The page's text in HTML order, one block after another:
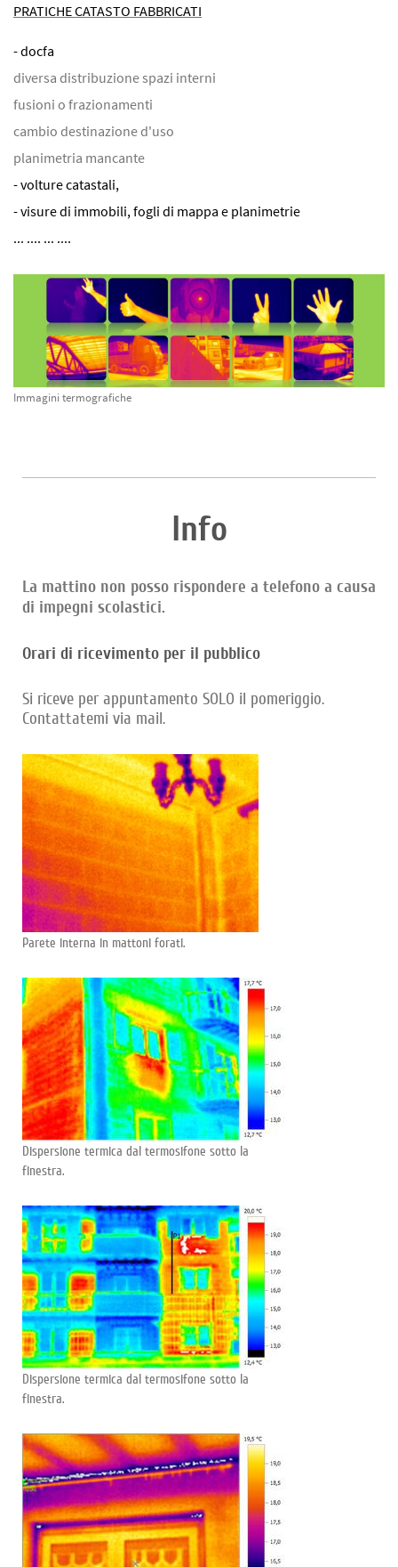
PRATICHE CATASTO FABBRICATI
- docfa
diversa distribuzione spazi interni
fusioni o frazionamenti
cambio destinazione d'uso
planimetria mancante
- volture catastali,
- visure di immobili, fogli di mappa e planimetrie
... .... ... ....
Immagini termografiche
Info
La mattino non posso rispondere a telefono a causa
di impegni scolastici.
Orari di ricevimento per il pubblico
Si riceve per appuntamento SOLO il pomeriggio.
Contattatemi via mail.
Parete interna in mattoni forati.
Dispersione termica dal termosifone sotto la
finestra.
Dispersione termica dal termosifone sotto la
finestra.